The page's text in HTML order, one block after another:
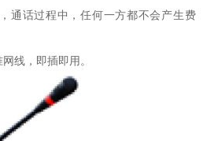
通话过程中，任何一方都不会产生费
线，即插即用。